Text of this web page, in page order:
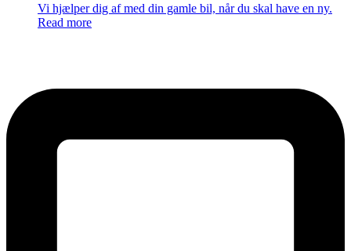
Vi hjælper dig af med din gamle bil, når du skal have en ny.
Read more